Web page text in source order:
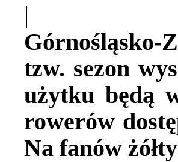
|
Górnośląsko-
tzw. sezon
użytku będą
rowerów
Na fanów